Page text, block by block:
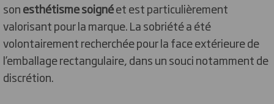
sonesthétisme soignéet est particulièrement
valorisant pour la marque. La sobriété a été
volontairement recherchée pour la face extérieure de
l’emballage rectangulaire, dans un souci notamment de
discrétion.